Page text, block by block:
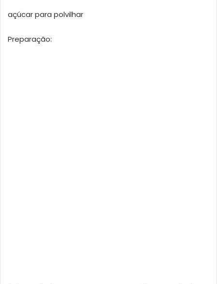
açúcar para polvilhar
Preparação: